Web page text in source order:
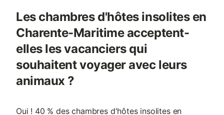
Les chambres d'hôtes insolites en
Charente-Maritime acceptent-
elles les vacanciers qui
souhaitent voyager avec leurs
animaux ?
Oui ! 40 % des chambres d'hôtes insolites en